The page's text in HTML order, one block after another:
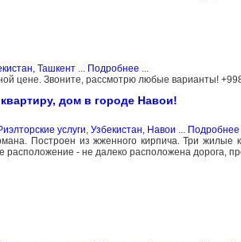
Ташкент... Подробнее ...
цене. Звоните, рассмотрю любые варианты!
дом в городе Навои!
услуги, Узбекистан, Навои ... Подробнее
Построен из жженного кирпича. Три жилые
расположение - не далеко расположена дорога,